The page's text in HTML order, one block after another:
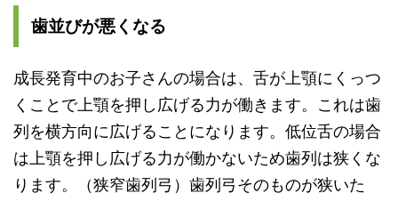
歯並びが悪くなる
成長発育中のお子さんの場合は、舌が上顎にくっつ
くことで上顎を押し広げる力が働きます。これは歯
列を横方向に広げることになります。低位舌の場合
は上顎を押し広げる力が働かないため歯列は狭くな
ります。（狭窄歯列弓）歯列弓そのものが狭いた